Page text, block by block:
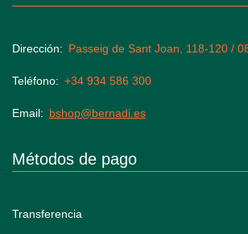
Dirección Passeig de Sant Joan, 118-120 /
Teléfono +34 934 586 300
Email bshop@bernadi.es
Métodos de pago
Transferencia